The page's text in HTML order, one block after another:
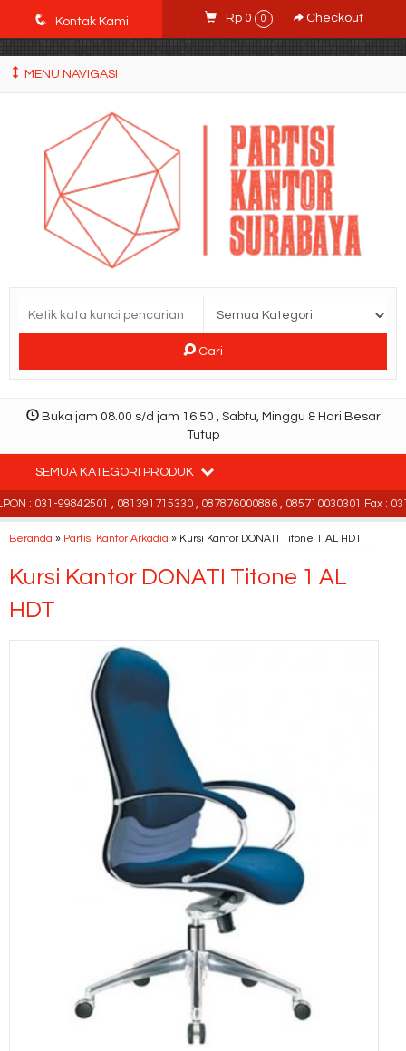
POWgW_CidIRh4HWyBRJVVZyqc0CP9mpkA8eE65rpyX0" />
q Kontak Kami Rp 0 0 Checkout
MENU NAVIGASI
Cari
Buka jam 08.00 s/d jam 16.50 , Sabtu, Minggu & Hari Besar
Tutup
SEMUA KATEGORI PRODUK
: 031-99842501 , 081391715330 , 087876000886 , 085710030301 Fax :
Beranda » Partisi Kantor Arkadia » Kursi Kantor DONATI Titone 1 AL HDT
Kursi Kantor DONATI Titone 1 AL
HDT